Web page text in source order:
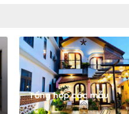
Tổng hợp các mẫu